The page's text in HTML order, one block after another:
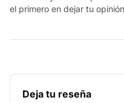
el primero en dejar tu
Deja tu reseña